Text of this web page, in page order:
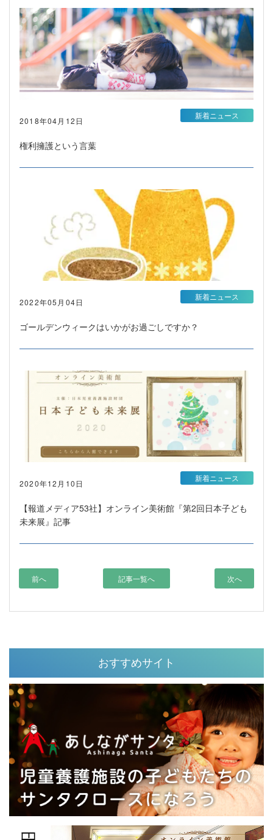
2018年04月12日
権利擁護という言葉
新着ニュース
2022年05月04日
ゴールデンウィークはいかがお過ごしですか？
新着ニュース
2020年12月10日
【報道メディア53社】オンライン美術館『第2回日本子ども
未来展』記事
新着ニュース
前へ 記事一覧へ 次へ
おすすめサイト